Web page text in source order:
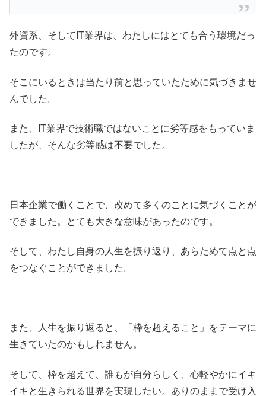
外資系、そしてIT業界は、わたしにはとても合う環境だっ
たのです。
そこにいるときは当たり前と思っていたために気づきませ
んでした。
また、IT業界で技術職ではないことに劣等感をもっていま
したが、そんな劣等感は不要でした。
日本企業で働くことで、改めて多くのことに気づくことが
できました。とても大きな意味があったのです。
そして、わたし自身の人生を振り返り、あらためて点と点
をつなぐことができました。
また、人生を振り返ると、「枠を超えること」をテーマに
生きていたのかもしれません。
そして、枠を超えて、誰もが自分らしく、心軽やかにイキ
イキと生きられる世界を実現したい。ありのままで受け入